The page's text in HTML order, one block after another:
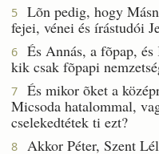
5
Lõn pedig, hogy
fejei, vénei és írástudói
6
És Annás, a fõpap, és
kik csak fõpapi
7
És mikor õket a
Micsoda hatalommal,
cselekedtétek ti ezt?
8
Akkor Péter, Szent